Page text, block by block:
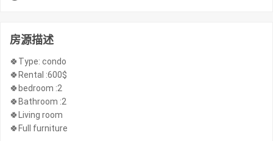
房源描述
🍀Type: condo
🍀Rental :600$
🍀bedroom :2
🍀Bathroom :2
🍀Living room
🍀Full furniture